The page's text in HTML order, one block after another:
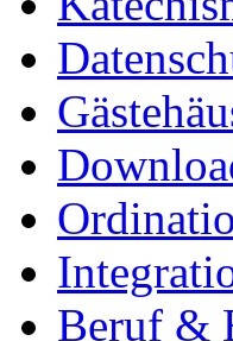
Beruf &